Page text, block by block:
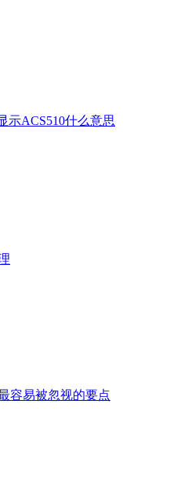
示ACS510什么意思
容易被忽视的要点